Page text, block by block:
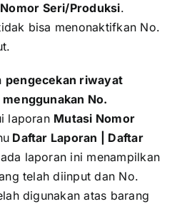
Seri/Produksi.
bisa menonaktifkan No.
pengecekan riwayat
No.
laporan Mutasi Nomor
Daftar Laporan | Daftar
laporan ini menampilkan
telah diinput dan No.
digunakan atas barang